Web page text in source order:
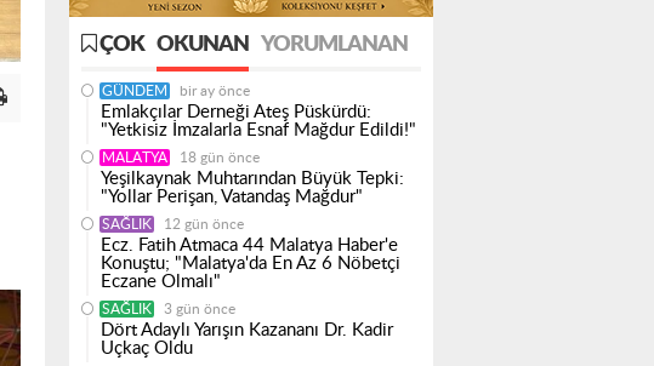
ÇOK OKUNAN YORUMLANAN
GÜNDEM bir ay önce
Emlakçılar Derneği Ateş Püskürdü:
"Yetkisiz İmzalarla Esnaf Mağdur Edildi!"
MALATYA 18 gün önce
Yeşilkaynak Muhtarından Büyük Tepki:
"Yollar Perişan, Vatandaş Mağdur"
SAĞLIK 12 gün önce
Ecz. Fatih Atmaca 44 Malatya Haber'e
Konuştu; "Malatya'da En Az 6 Nöbetçi
Eczane Olmalı"
SAĞLIK 3 gün önce
Dört Adaylı Yarışın Kazananı Dr. Kadir
Uçkaç Oldu